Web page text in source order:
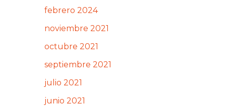
febrero 2024
noviembre 2021
octubre 2021
septiembre 2021
julio 2021
junio 2021